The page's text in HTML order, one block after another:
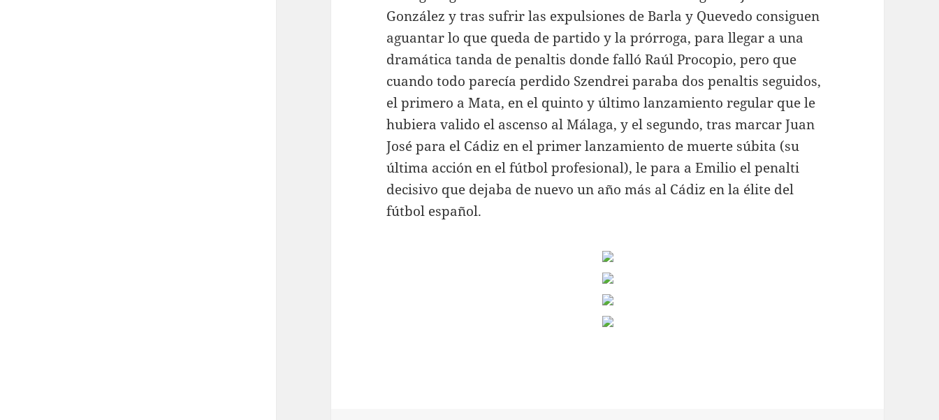
González y tras sufrir las expulsiones de Barla y Quevedo consiguen
aguantar lo que queda de partido y la prórroga, para llegar a una
dramática tanda de penaltis donde falló Raúl Procopio, pero que
cuando todo parecía perdido Szendrei paraba dos penaltis seguidos,
el primero a Mata, en el quinto y último lanzamiento regular que le
hubiera valido el ascenso al Málaga, y el segundo, tras marcar Juan
José para el Cádiz en el primer lanzamiento de muerte súbita (su
última acción en el fútbol profesional), le para a Emilio el penalti
decisivo que dejaba de nuevo un año más al Cádiz en la élite del
fútbol español.